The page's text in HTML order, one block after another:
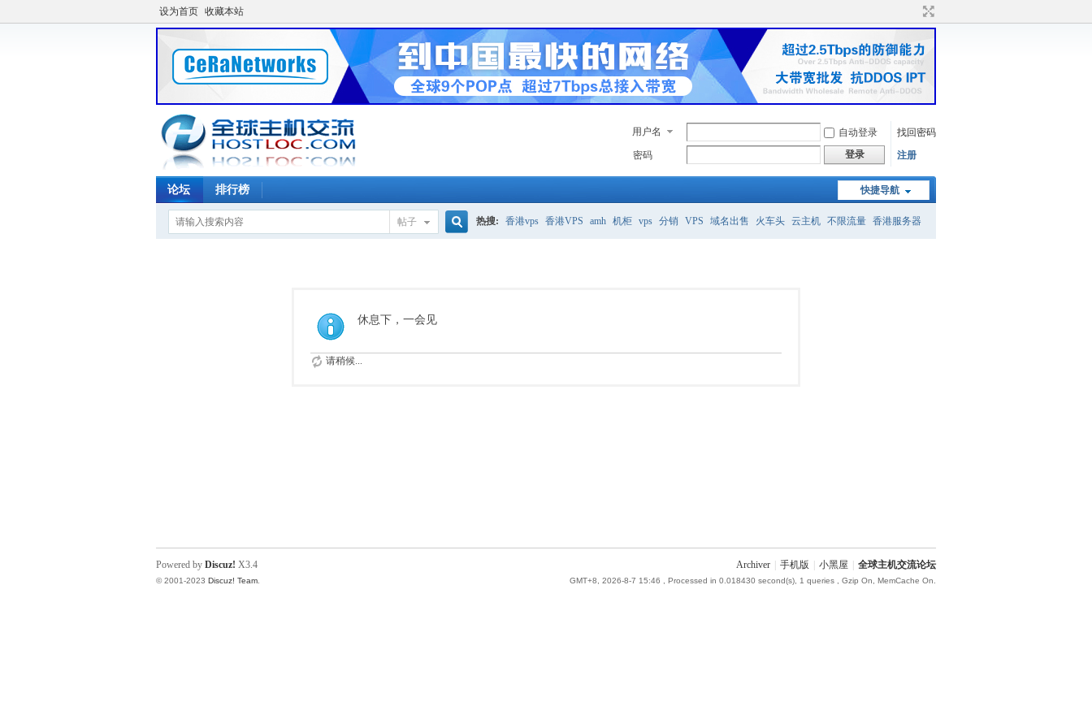
设为首页 收藏本站
用户名 自动登录
找回密码
密码
登录 注册
快捷导航
论坛 排行榜
帖子 热搜: 香港vps 香港VPS amh 机柜 vps 分销 VPS 域名出售 火车头 云主机 不限流量 香港服务器
休息下，一会见
请稍候...
Archiver 手机版 小黑屋 全球主机交流论坛
GMT+8, 2026-8-7 15:46 , Processed in 0.018430 second(s), 1 queries , Gzip On, MemCache On.
Powered by Discuz! X3.4
© 2001-2023 Discuz! Team